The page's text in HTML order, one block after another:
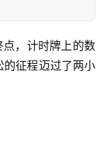
，计时牌上的数
征程迈过了两小